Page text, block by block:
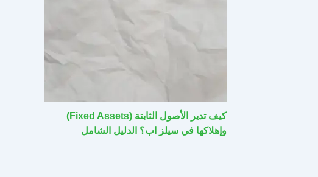
كيف تدير الأصول الثابتة (Fixed Assets)
وإهلاكها في سيلز اب؟ الدليل الشامل